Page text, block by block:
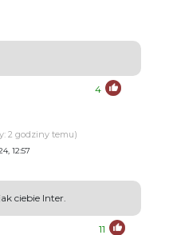
4
2 godziny temu)
12:57
ciebie Inter.
11